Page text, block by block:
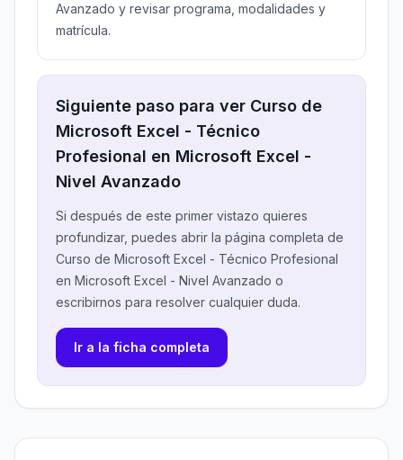
Avanzado y revisar programa, modalidades y
matrícula.
Siguiente paso para ver Curso de
Microsoft Excel - Técnico
Profesional en Microsoft Excel -
Nivel Avanzado
Si después de este primer vistazo quieres
profundizar, puedes abrir la página completa de
Curso de Microsoft Excel - Técnico Profesional
en Microsoft Excel - Nivel Avanzado o
escribirnos para resolver cualquier duda.
Ir a la ficha completa